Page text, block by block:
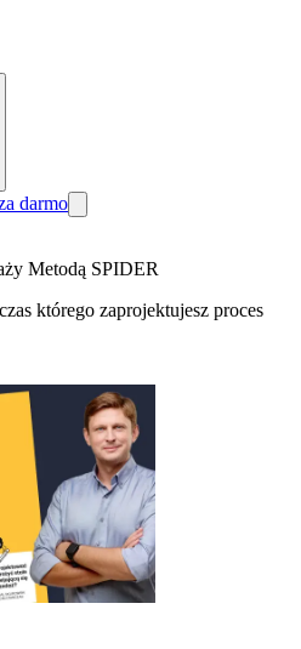
darmo
Metodą SPIDER
którego zaprojektujesz proces